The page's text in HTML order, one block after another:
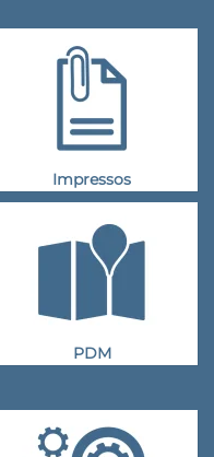
Impressos
PDM